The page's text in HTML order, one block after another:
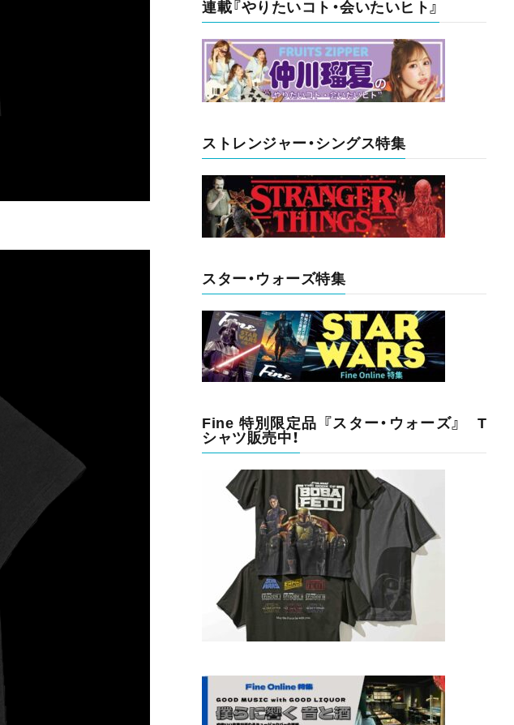
連載『やりたいコト・会いたいヒト』
ストレンジャー・シングス特集
スター・ウォーズ特集
Fine 特別限定品 『スター・ウォーズ』 T
シャツ販売中！